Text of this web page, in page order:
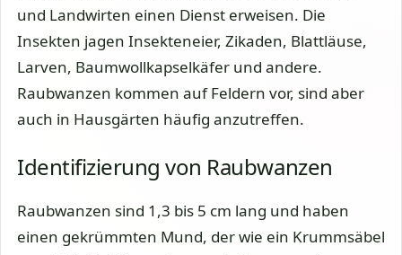
und Landwirten einen Dienst erweisen. Die
Insekten jagen Insekteneier, Zikaden, Blattläuse,
Larven, Baumwollkapselkäfer und andere.
Raubwanzen kommen auf Feldern vor, sind aber
auch in Hausgärten häufig anzutreffen.
Identifizierung von Raubwanzen
Raubwanzen sind 1,3 bis 5 cm lang und haben
einen gekrümmten Mund, der wie ein Krummsäbel